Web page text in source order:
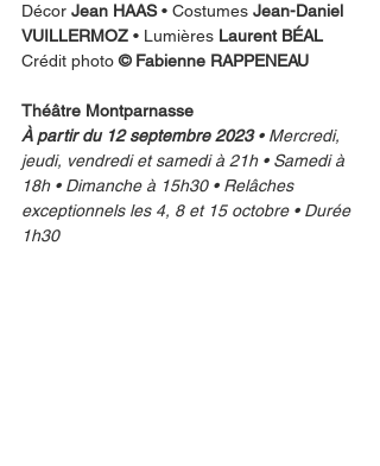
Décor Jean HAAS • Costumes Jean-Daniel
VUILLERMOZ • Lumières Laurent BÉAL
Crédit photo © Fabienne RAPPENEAU
Théâtre Montparnasse
À partir du 12 septembre 2023 • Mercredi,
jeudi, vendredi et samedi à 21h • Samedi à
18h • Dimanche à 15h30 • Relâches
exceptionnels les 4, 8 et 15 octobre • Durée
1h30